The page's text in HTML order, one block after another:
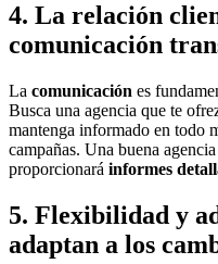
4. La relación
comunicación
La comunicación es
Busca una agencia que te
mantenga informado en todo
campañas. Una buena
proporcionará informes
5. Flexibilidad y
adaptan a los